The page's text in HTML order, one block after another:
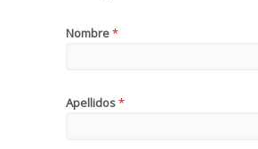
Nombre*
Apellidos*